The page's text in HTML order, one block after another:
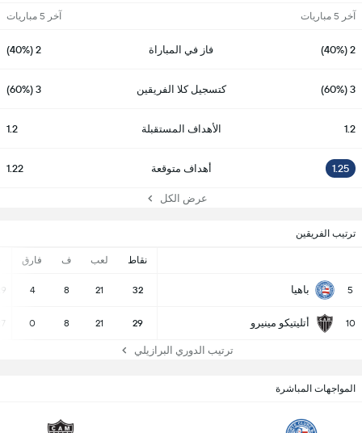
آخر 5 مباريات آخر 5 مباريات
2 (40%) فاز في المباراة 2 (40%)
3 (60%) كتسجيل كلا الفريقين 3 (60%)
1.2 الأهداف المستقبلة 1.2
1.25 أهداف متوقعة 1.22
عرض الكل
ترتيب الفريقين
نقاط لعب ف فارق
5 باهيا 32
21
8
4
10 أتليتيكو مينيرو 29
21
8
0
ترتيب الدوري البرازيلي
المواجهات المباشرة